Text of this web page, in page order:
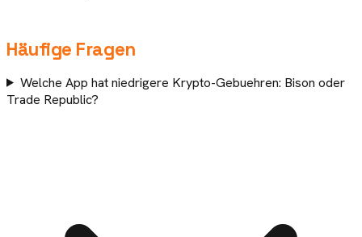
Häufige Fragen
Welche App hat niedrigere Krypto-Gebuehren: Bison oder
Trade Republic?